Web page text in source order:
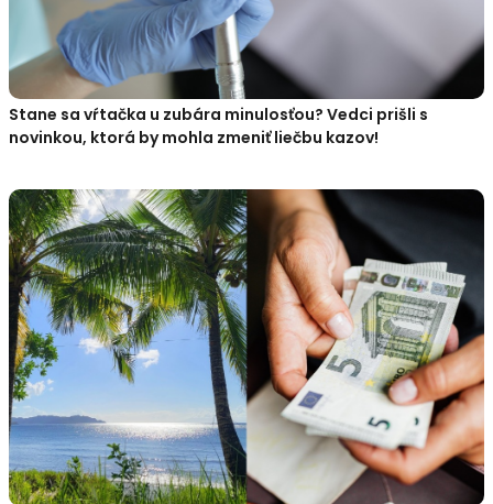
Stane sa vŕtačka u zubára minulosťou? Vedci prišli s
novinkou, ktorá by mohla zmeniť liečbu kazov!